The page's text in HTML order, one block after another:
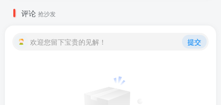
评论 抢沙发
欢迎您留下宝贵的见解！ 提交